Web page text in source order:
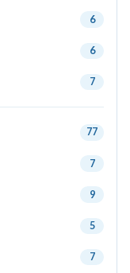
6
6
7
77
7
9
5
7